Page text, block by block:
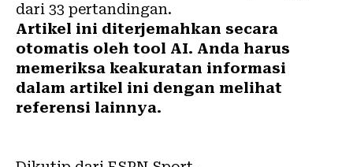
dari 33 pertandingan.
Artikel ini diterjemahkan secara
otomatis oleh tool AI. Anda harus
memeriksa keakuratan informasi
dalam artikel ini dengan melihat
referensi lainnya.